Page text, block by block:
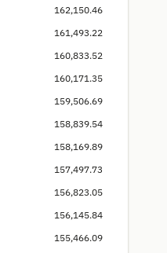
162,150.46
161,493.22
160,833.52
160,171.35
159,506.69
158,839.54
158,169.89
157,497.73
156,823.05
156,145.84
155,466.09